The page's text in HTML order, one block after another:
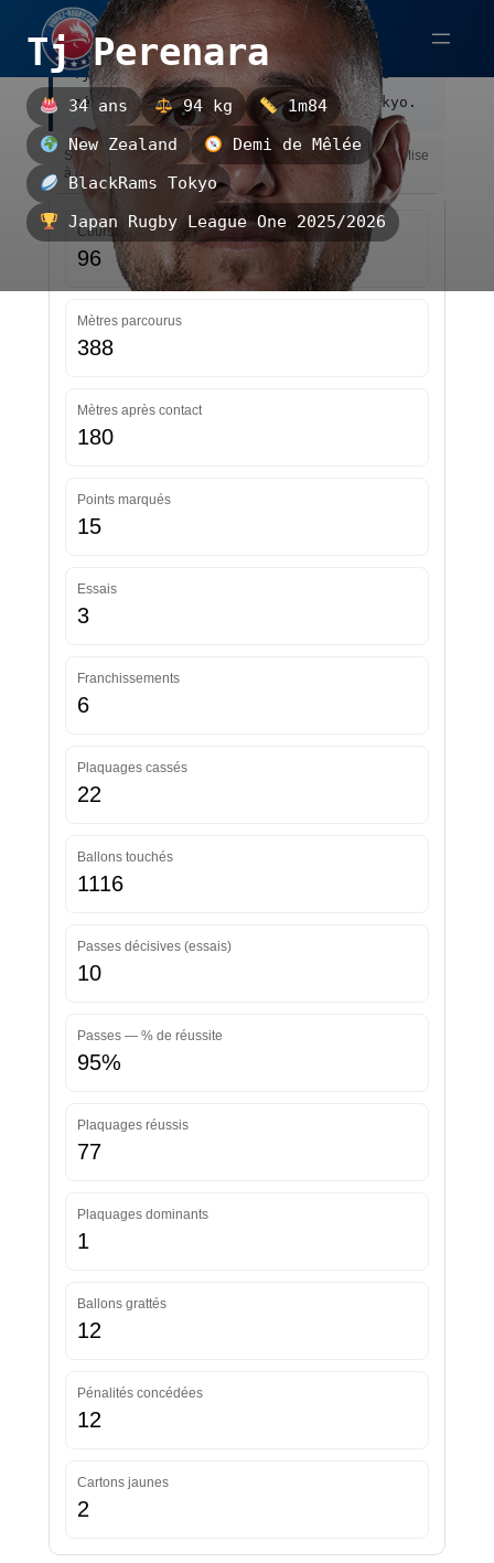
Aller
contenu
Tj Perenara
34 ans 94 kg
1m84
New Zealand
Demi de Mêlée
BlackRams Tokyo
Japan Rugby League One 2025/2026
Tj Perenara est un demi de mêlée néo-
zélandais, évoluant au BlackRams Tokyo.
Statistiques — Japan Rugby League One 2025/2026 — Mise
à jour le 31/03/2026 09:27
Courses
96
Mètres parcourus
388
Mètres après contact
180
Points marqués
15
Essais
3
Franchissements
6
Plaquages cassés
22
Ballons touchés
1116
Passes décisives (essais)
10
Passes — % de réussite
95%
Plaquages réussis
77
Plaquages dominants
1
Ballons grattés
12
Pénalités concédées
12
Cartons jaunes
2